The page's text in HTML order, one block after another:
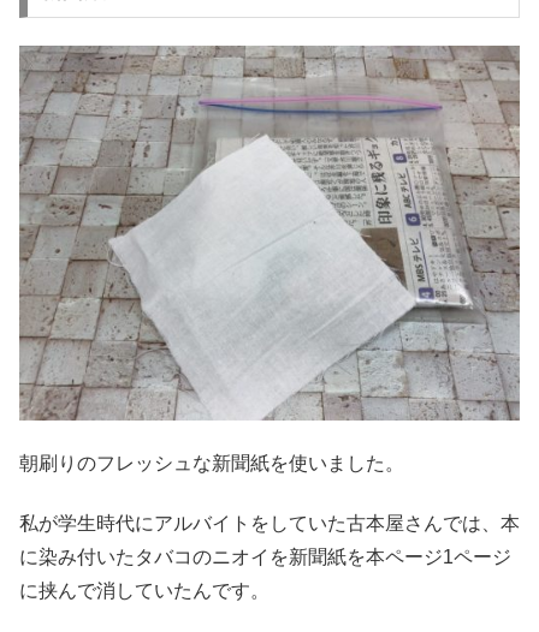
朝刷りのフレッシュな新聞紙を使いました。
私が学生時代にアルバイトをしていた古本屋さんでは、本
に染み付いたタバコのニオイを新聞紙を本ページ1ページ
に挟んで消していたんです。